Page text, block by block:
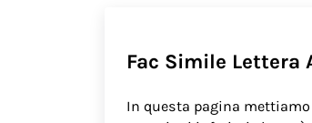
Fac Simile Lettera
In questa pagina